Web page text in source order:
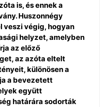
is, és ennek a
Huszonnégy
veszi végig, hogyan
helyzet, amelyben
az előző
az azóta eltelt
különösen a
a bevezetett
együtt
határára sodorták